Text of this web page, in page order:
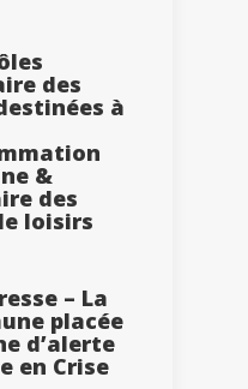
des
à
&
des
loisirs
– La
placée
d’alerte
en Crise